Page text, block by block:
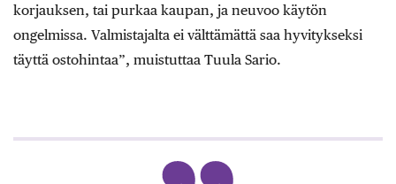
korjauksen, tai purkaa kaupan, ja neuvoo käytön
ongelmissa. Valmistajalta ei välttämättä saa hyvitykseksi
täyttä ostohintaa”, muistuttaa Tuula Sario.